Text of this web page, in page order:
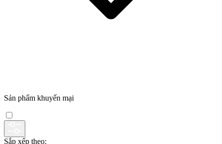
Sản phẩm khuyến mại
Sắp xếp theo: